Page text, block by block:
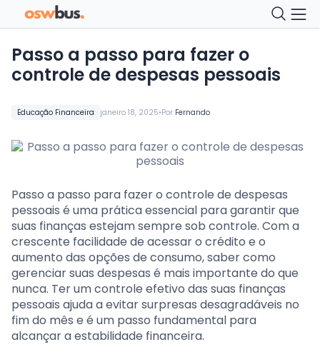
Educação Financeira janeiro 18, 2025•Por Fernando
Passo a passo para fazer o
controle de despesas pessoais
Passo a passo para fazer o controle de despesas
pessoais é uma prática essencial para garantir que
suas finanças estejam sempre sob controle. Com a
crescente facilidade de acessar o crédito e o
aumento das opções de consumo, saber como
gerenciar suas despesas é mais importante do que
nunca. Ter um controle efetivo das suas finanças
pessoais ajuda a evitar surpresas desagradáveis no
fim do mês e é um passo fundamental para
alcançar a estabilidade financeira.